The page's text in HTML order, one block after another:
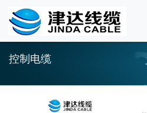
控制电缆